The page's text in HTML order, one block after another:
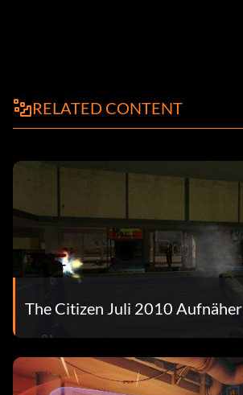
RELATED CONTENT
The Citizen Juli 2010 Aufnäher